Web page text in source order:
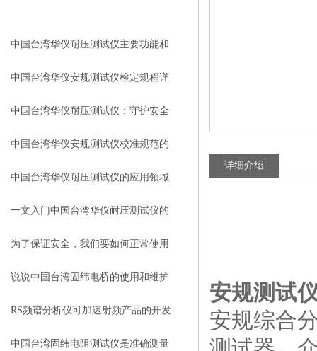
中国台湾华仪耐压测试仪主要功能和
操作方法
中国台湾华仪安规测试仪检定规程详
解
中国台湾华仪耐压测试仪：守护安全
的关键工具
中国台湾华仪安规测试仪校准规范的
重要性及实施步骤
中国台湾华仪耐压测试仪的应用领域
都有哪些？
一文入门中国台湾华仪耐压测试仪的
正确操作
为了保证安全，我们要如何正常使用
中国台湾固纬线性直流电源？
说说中国台湾固纬电桥的使用和维护
注意事项
RS频谱分析仪可加速射频产品的开发
和测试
中国台湾固纬电阻测试仪是准确测量
详细介绍
安规测试
安规综合